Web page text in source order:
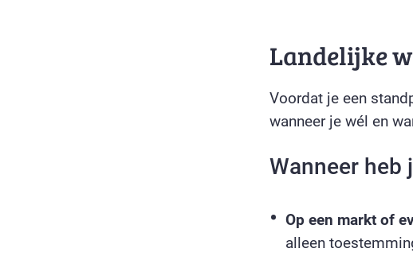
Landelijke
Voordat je een
wanneer je wél en
Wanneer heb
Op een markt of
alleen